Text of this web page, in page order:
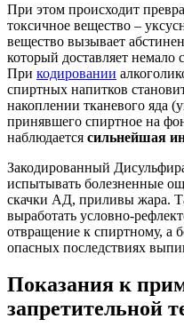
При этом происходит
токсичное вещество –
вещество вызывает
который доставляет немало
При кодировании
спиртных напитков
накоплении тканевого яда
принявшего спиртное на
наблюдается сильнейшая
Закодированный
испытывать болезненные
скачки АД, приливы жара.
выработать условно-
отвращение к спиртному, а
опасных последствиях
Показания к
запретительной